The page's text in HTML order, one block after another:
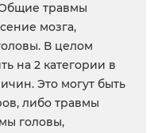
травмы
мозга,
В целом
на 2 категории в
Это могут быть
либо травмы
головы,